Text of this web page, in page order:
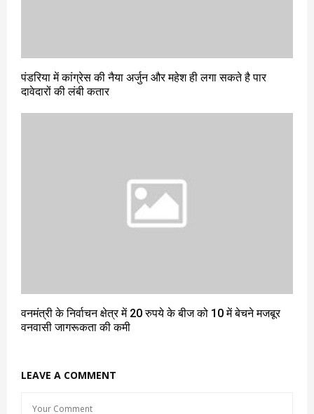
पंडरिया में कांग्रेस की नैया अर्जुन और महेश ही लगा सकते है पार
दावेदारों की लंबी कतार
वनमंत्री के निर्वाचन क्षेत्र में 20 रुपये के बीज को 10 में बेचने मजबूर
वनवासी जागरूकता की कमी
LEAVE A COMMENT